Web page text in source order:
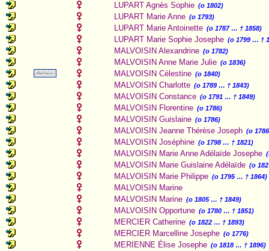
LUPART Agnès Sophie (o 1802)
LUPART Marie Anne (o 1793)
LUPART Marie Antoinette (o 1787 … † 1858)
LUPART Marie Sophie Josephe (o 1799 … †
MALVOISIN Alexandrine (o 1782)
MALVOISIN Anne Marie Julie (o 1836)
MALVOISIN Célestine (o 1840)
MALVOISIN Charlotte (o 1789 … † 1843)
MALVOISIN Constance (o 1791 … † 1849)
MALVOISIN Florentine (o 1786)
MALVOISIN Guislaine (o 1786)
MALVOISIN Jeanne Thérèse Joseph (o
MALVOISIN Joséphine (o 1798 … † 1821)
MALVOISIN Marie Anne Adélaïde Josephe
MALVOISIN Marie Guislaine Adélaïde (o
MALVOISIN Marie Philippe (o 1795 … † 1864)
MALVOISIN Marine
MALVOISIN Marine (o 1805 … † 1849)
MALVOISIN Opportune (o 1780 … † 1851)
MERCIER Catherine (o 1822 … † 1893)
MERCIER Marcelline Josephe (o 1776)
MERIENNE Élise Josephe (o 1818 … † 1896)